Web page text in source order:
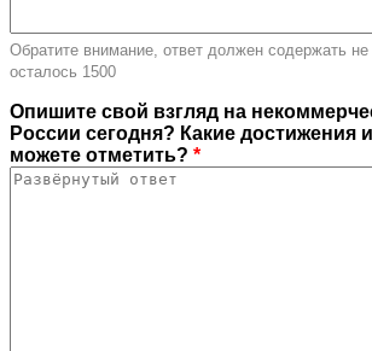
Обратите внимание, ответ должен содержать не
осталось 1500
Опишите свой взгляд на
России сегодня? Какие
можете отметить? *